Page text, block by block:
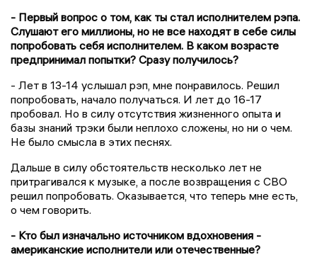
- Первый вопрос о том, как ты стал исполнителем рэпа.
Слушают его миллионы, но не все находят в себе силы
попробовать себя исполнителем. В каком возрасте
предпринимал попытки? Сразу получилось?
- Лет в 13-14 услышал рэп, мне понравилось. Решил
попробовать, начало получаться. И лет до 16-17
пробовал. Но в силу отсутствия жизненного опыта и
базы знаний трэки были неплохо сложены, но ни о чем.
Не было смысла в этих песнях.
Дальше в силу обстоятельств несколько лет не
притрагивался к музыке, а после возвращения с СВО
решил попробовать. Оказывается, что теперь мне есть,
о чем говорить.
- Кто был изначально источником вдохновения -
американские исполнители или отечественные?